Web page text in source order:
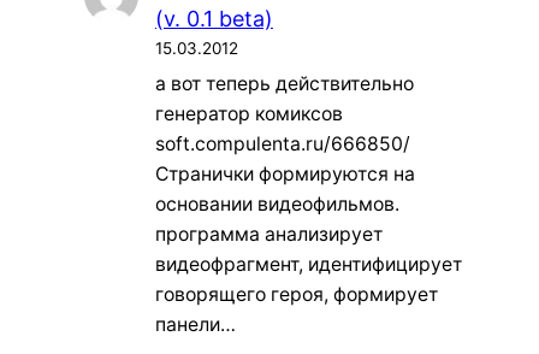
(v. 0.1 beta)
15.03.2012
а вот теперь действительно
генератор комиксов
soft.compulenta.ru/666850/
Странички формируются на
основании видеофильмов.
программа анализирует
видеофрагмент, идентифицирует
говорящего героя, формирует
панели…